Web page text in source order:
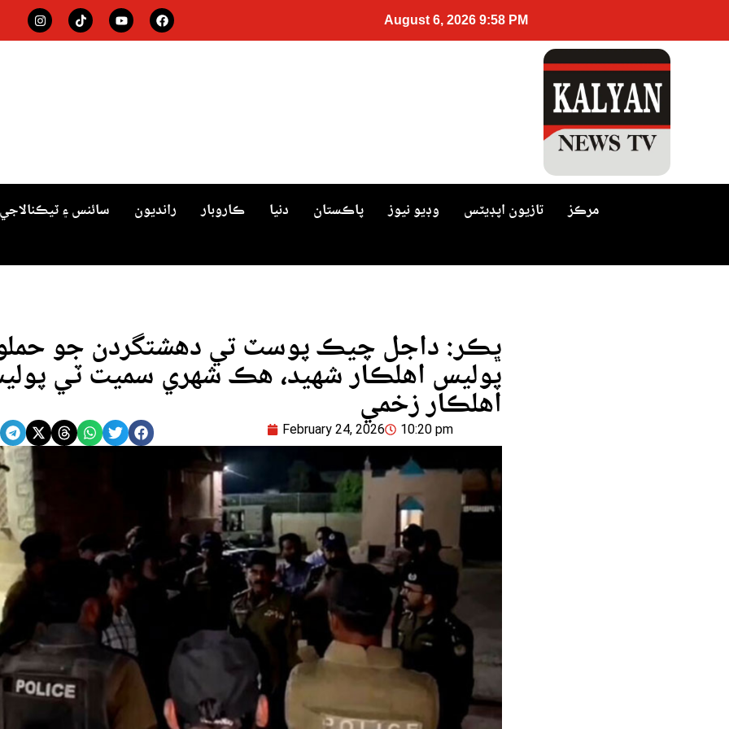
August 6, 2026 9:58 PM
سائنس ۽ رانديون ڪاروبار دنيا پاڪستان وڊيو نيوز تازيون اپڊيٽس مرڪز
ڀڪر: داجل چيڪ پوسٽ تي دهشتگردن جو
پوليس اهلڪار شهيد، هڪ شهري سميت ٽي
اهلڪار زخميFebruary 24, 2026 10:20 pm